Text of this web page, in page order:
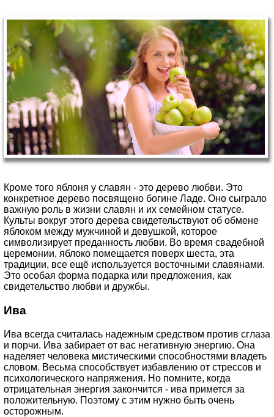
Кроме того яблоня у славян - это дерево любви. Это
конкретное дерево посвящено богине Ладе. Оно сыграло
важную роль в жизни славян и их семейном статусе.
Культы вокруг этого дерева свидетельствуют об обмене
яблоком между мужчиной и девушкой, которое
символизирует преданность любви. Во время свадебной
церемонии, яблоко помещается поверх шеста, эта
традиции, все ещё используется восточными славянами.
Это особая форма подарка или предложения, как
свидетельство любви и дружбы.
Ива
Ива всегда считалась надежным средством против сглаза
и порчи. Ива забирает от вас негативную энергию. Она
наделяет человека мистическими способностями владеть
словом. Весьма способствует избавлению от стрессов и
психологического напряжения. Но помните, когда
отрицательная энергия закончится - ива примется за
положительную. Поэтому с этим нужно быть очень
осторожным.